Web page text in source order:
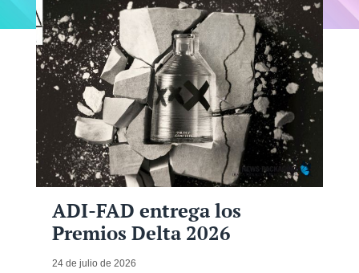
ADI-FAD entrega los
Premios Delta 2026
24 de julio de 2026